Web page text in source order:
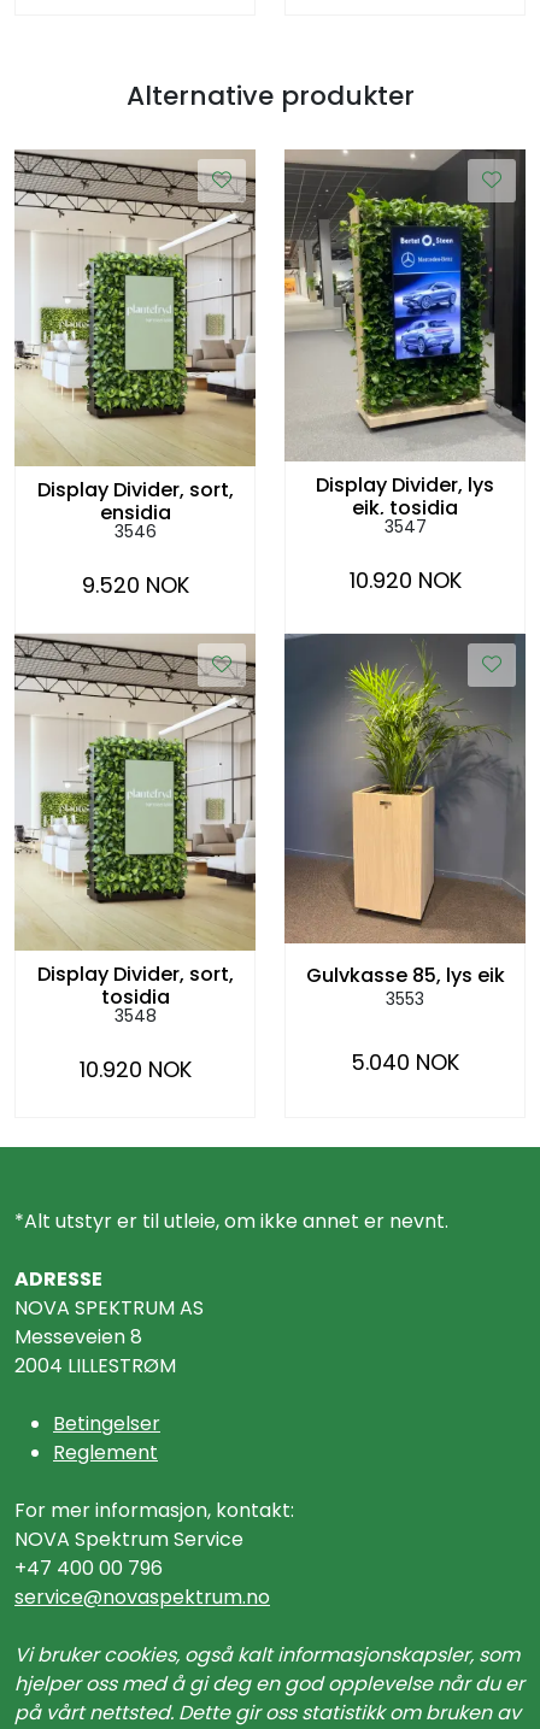
Alternative produkter
Display Divider, sort,
ensidig
3546
9.520 NOK
Display Divider, lys
eik, tosidig
3547
10.920 NOK
Display Divider, sort,
tosidig
3548
10.920 NOK
Gulvkasse 85, lys eik
3553
5.040 NOK
*Alt utstyr er til utleie, om ikke annet er nevnt.
ADRESSE
NOVA SPEKTRUM AS
Messeveien 8
2004 LILLESTRØM
Betingelser
Reglement
For mer informasjon, kontakt:
NOVA Spektrum Service
+47 400 00 796
service@novaspektrum.no
Vi bruker cookies, også kalt informasjonskapsler, som
hjelper oss med å gi deg en god opplevelse når du er
på vårt nettsted. Dette gir oss statistikk om bruken av